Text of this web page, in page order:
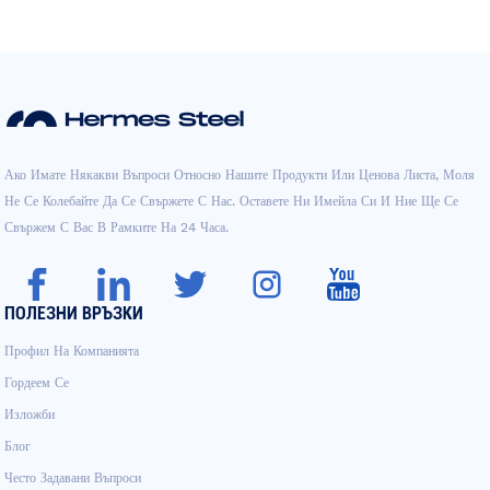
Ако Имате Някакви Въпроси Относно Нашите Продукти Или Ценова Листа, Моля
Не Се Колебайте Да Се Свържете С Нас. Оставете Ни Имейла Си И Ние Ще Се
Свържем С Вас В Рамките На 24 Часа.
ПОЛЕЗНИ ВРЪЗКИ
Профил На Компанията
Гордеем Се
Изложби
Блог
Често Задавани Въпроси